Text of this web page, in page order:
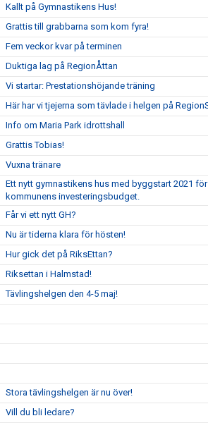
Kallt på Gymnastikens Hus!
Grattis till grabbarna som kom fyra!
Fem veckor kvar på terminen
Duktiga lag på RegionÅttan
Vi startar: Prestationshöjande träning
Här har vi tjejerna som tävlade i helgen på
Info om Maria Park idrottshall
Grattis Tobias!
Vuxna tränare
Ett nytt gymnastikens hus med byggstart 2021
kommunens investeringsbudget.
Får vi ett nytt GH?
Nu är tiderna klara för hösten!
Hur gick det på RiksEttan?
Riksettan i Halmstad!
Tävlingshelgen den 4-5 maj!
Stora tävlingshelgen är nu över!
Vill du bli ledare?